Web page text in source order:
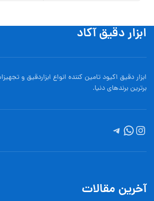
ابزار دقیق آکاد
ابزار دقیق اکیود تامین کننده انواع ابزاردقيق و
برترین برندهای دنیا.
آخرین مقالات